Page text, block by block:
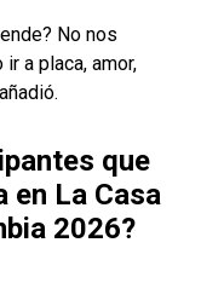
No nos
a placa, amor,
que
en La Casa
2026?